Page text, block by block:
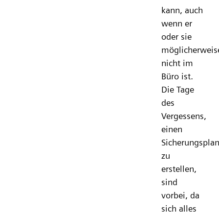
kann, auch
wenn er
oder sie
nicht im
Büro ist.
Die Tage
des
Vergessens,
einen
Sicherungsplan
zu
erstellen,
sind
vorbei, da
sich alles